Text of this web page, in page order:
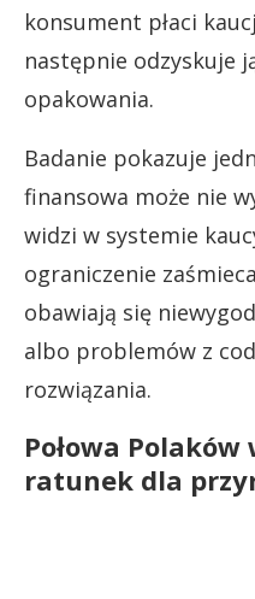
konsument płaci
następnie odzyskuje
opakowania.
Badanie pokazuje
finansowa może nie
widzi w systemie
ograniczenie
obawiają się
albo problemów z
rozwiązania.
Połowa
ratunek dla